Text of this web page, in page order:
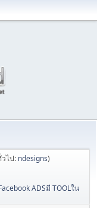
ไป: ndesigns)
ADSมี TOOLใน